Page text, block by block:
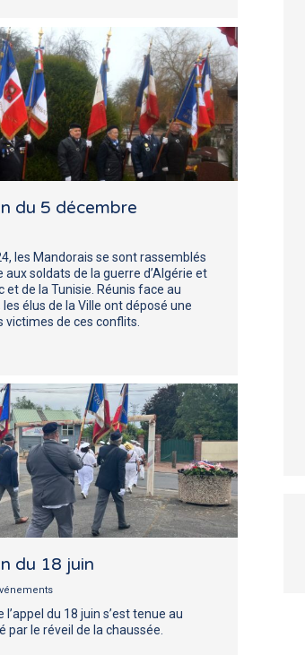
du 5 décembre
les Mandorais se sont rassemblés
soldats de la guerre d’Algérie et
de la Tunisie. Réunis face au
élus de la Ville ont déposé une
de ces conflits.
du 18 juin
du 18 juin s’est tenue au
le réveil de la chaussée.